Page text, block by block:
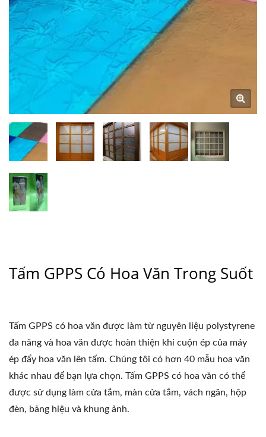
Tấm GPPS Có Hoa Văn Trong Suốt
Tấm GPPS có hoa văn được làm từ nguyên liệu polystyrene
đa năng và hoa văn được hoàn thiện khi cuộn ép của máy
ép đẩy hoa văn lên tấm. Chúng tôi có hơn 40 mẫu hoa văn
khác nhau để bạn lựa chọn. Tấm GPPS có hoa văn có thể
được sử dụng làm cửa tắm, màn cửa tắm, vách ngăn, hộp
đèn, bảng hiệu và khung ảnh.